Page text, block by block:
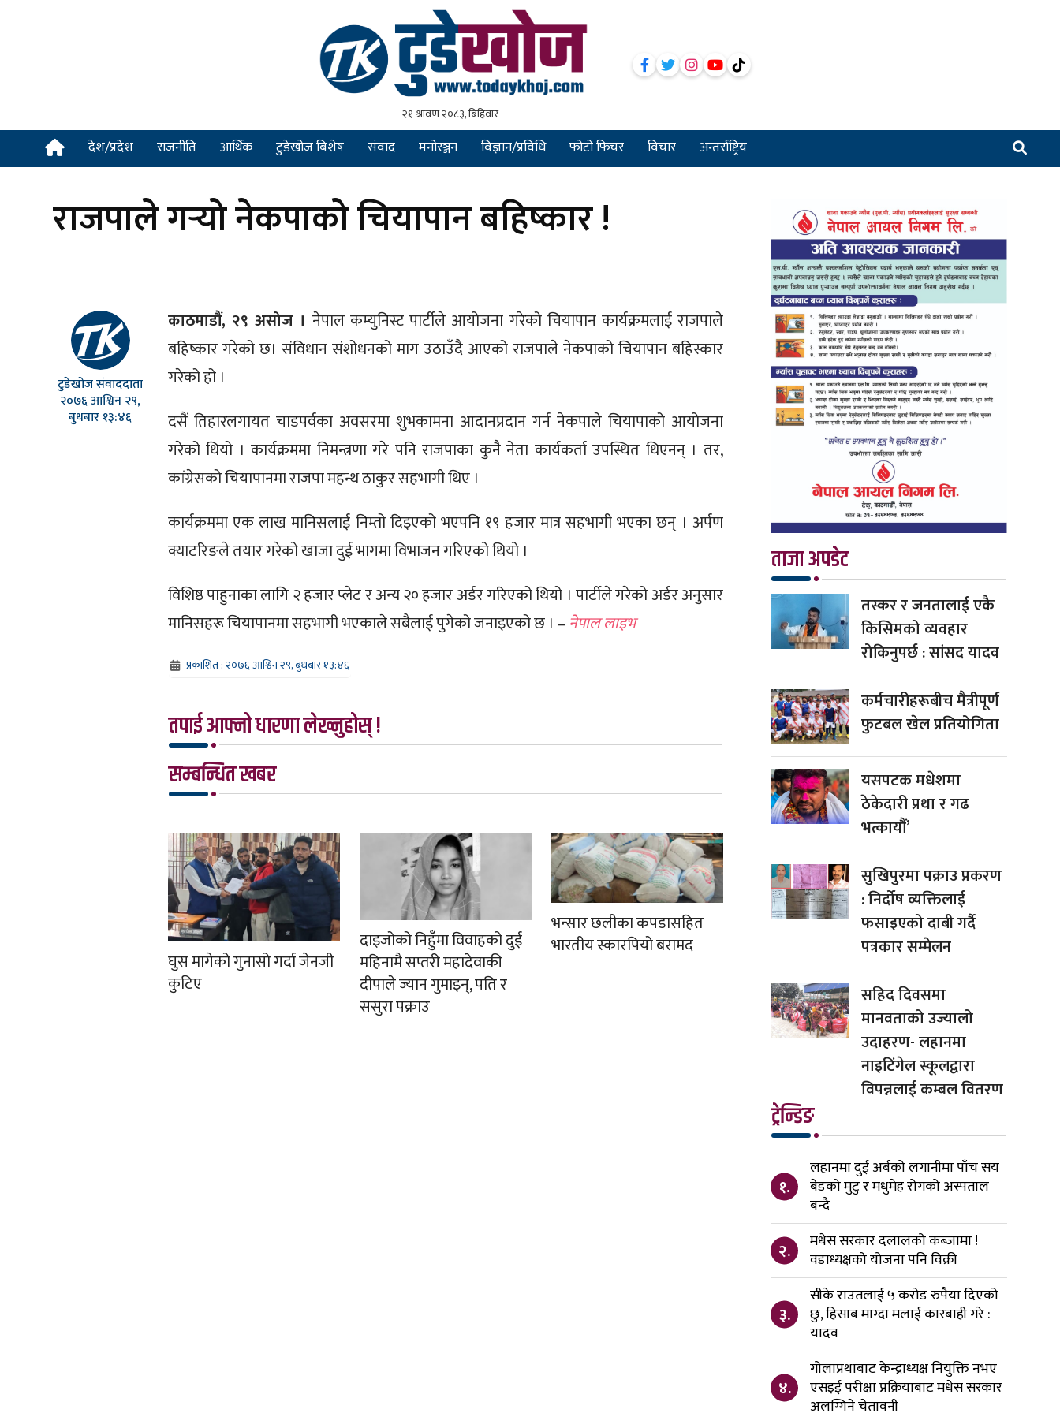
देश/प्रदेश राजनीति आर्थिक टुडेखोज बिशेष संवाद मनोरञ्जन विज्ञान/प्रविधि फोटो फिचर विचार अन्तर्राष्ट्रिय
राजपाले गर्‍यो नेकपाको चियापान बहिष्कार !
टुडेखोज संवाददाता
२०७६ आश्विन २९,
बुधबार १३:४६
काठमाडौं, २९ असोज ।नेपाल कम्युनिस्ट पार्टीले आयोजना गरेको चियापान कार्यक्रमलाई राजपाले
बहिष्कार गरेको छ। संविधान संशोधनको माग उठाउँदै आएको राजपाले नेकपाको चियापान बहिस्कार
गरेको हो ।
दसैं तिहारलगायत चाडपर्वका अवसरमा शुभकामना आदानप्रदान गर्न नेकपाले चियापाको आयोजना
गरेको थियो । कार्यक्रममा निमन्त्रणा गरे पनि राजपाका कुनै नेता कार्यकर्ता उपस्थित थिएनन् । तर,
कांग्रेसको चियापानमा राजपा महन्थ ठाकुर सहभागी थिए ।
कार्यक्रममा एक लाख मानिसलाई निम्तो दिइएको भएपनि १९ हजार मात्र सहभागी भएका छन् । अर्पण
क्याटरिङले तयार गरेको खाजा दुई भागमा विभाजन गरिएको थियो ।
विशिष्ठ पाहुनाका लागि २ हजार प्लेट र अन्य २० हजार अर्डर गरिएको थियो । पार्टीले गरेको अर्डर अनुसार
मानिसहरू चियापानमा सहभागी भएकाले सबैलाई पुगेको जनाइएको छ । – नेपाल लाइभ
प्रकाशित : २०७६ आश्विन २९, बुधबार १३:४६
तपाई आफ्नो धारणा लेख्नुहोस् !
सम्बन्धित खबर
घुस मागेको गुनासो गर्दा जेनजी
कुटिए
दाइजोको निहुँमा विवाहको दुई
महिनामै सप्तरी महादेवाकी
दीपाले ज्यान गुमाइन्, पति र
ससुरा पक्राउ
भन्सार छलीका कपडासहित
भारतीय स्कारपियो बरामद
ताजा अपडेट
तस्कर र जनतालाई एकै
किसिमको व्यवहार
रोकिनुपर्छ : सांसद यादव
कर्मचारीहरूबीच मैत्रीपूर्ण
फुटबल खेल प्रतियोगिता
यसपटक मधेशमा
ठेकेदारी प्रथा र गढ
भत्कायौं’
सुखिपुरमा पक्राउ प्रकरण
: निर्दोष व्यक्तिलाई
फसाइएको दाबी गर्दै
पत्रकार सम्मेलन
सहिद दिवसमा
मानवताको उज्यालो
उदाहरण- लहानमा
नाइटिंगेल स्कूलद्वारा
विपन्नलाई कम्बल वितरण
ट्रेन्डिङ
१.
लहानमा दुई अर्बको लगानीमा पाँच सय
बेडको मुटु र मधुमेह रोगको अस्पताल
बन्दै
२.
मधेस सरकार दलालको कब्जामा !
वडाध्यक्षको योजना पनि विक्री
३.
सीके राउतलाई ५ करोड रुपैया दिएको
छु, हिसाब माग्दा मलाई कारबाही गरे :
यादव
४.
गोलाप्रथाबाट केन्द्राध्यक्ष नियुक्ति नभए
एसइई परीक्षा प्रक्रियाबाट मधेस सरकार
अलग्गिने चेतावनी